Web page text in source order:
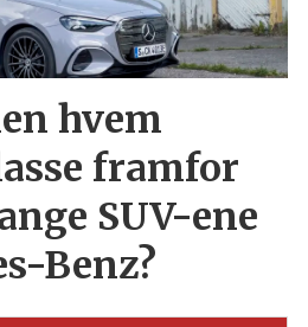
hvem
framfor
SUV-ene
Benz?